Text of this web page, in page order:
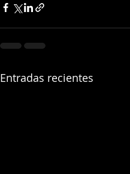
Entradas recientes